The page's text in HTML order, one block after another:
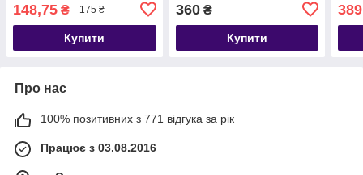
148,75 ₴ 175 ₴
Купити
360₴
Купити
Про нас
100% позитивних з 771 відгука за рік
Працює з 03.08.2016